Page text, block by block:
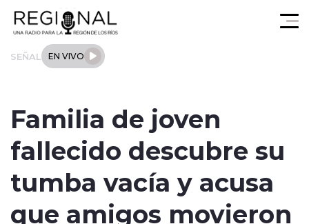
SEÑAL EN VIVO
Tendencias
Familia de joven
fallecido descubre su
tumba vacía y acusa
que amigos movieron